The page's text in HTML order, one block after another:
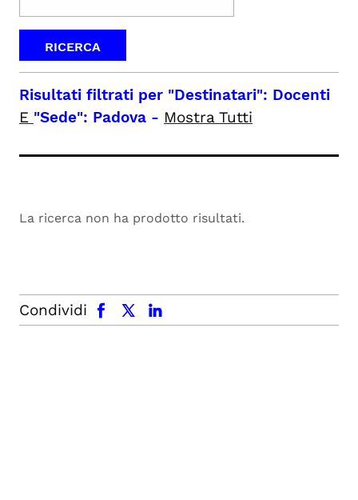
Risultati filtrati per "Destinatari": Docenti
E "Sede": Padova - Mostra Tutti
La ricerca non ha prodotto risultati.
Condividi
facebook x.com linkedin